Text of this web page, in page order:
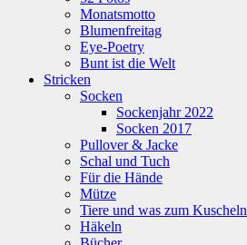
Monatsmotto
Blumenfreitag
Eye-Poetry
Bunt ist die Welt
Stricken
Socken
Sockenjahr 2022
Socken 2017
Pullover & Jacke
Schal und Tuch
Für die Hände
Mütze
Tiere und was zum Kuscheln
Häkeln